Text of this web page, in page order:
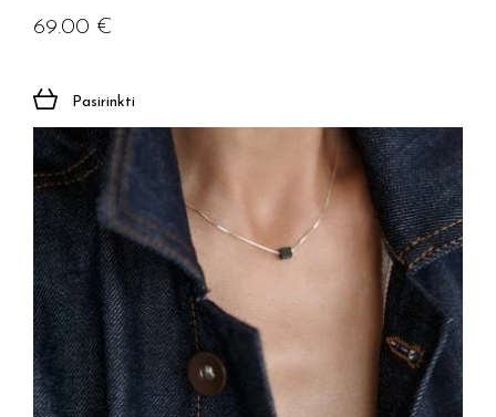
69.00 €
Pasirinkti